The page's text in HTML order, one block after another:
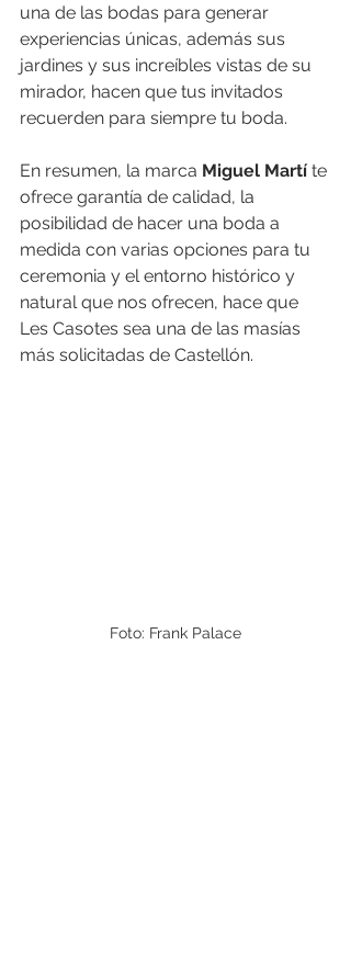
una de las bodas para generar
experiencias únicas, además sus
jardines y sus increíbles vistas de su
mirador, hacen que tus invitados
recuerden para siempre tu boda.
En resumen, la marca Miguel Martí te
ofrece garantía de calidad, la
posibilidad de hacer una boda a
medida con varias opciones para tu
ceremonia y el entorno histórico y
natural que nos ofrecen, hace que
Les Casotes sea una de las masías
más solicitadas de Castellón.
Foto: Frank Palace